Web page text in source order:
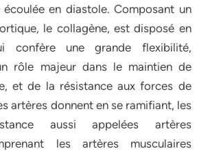
en diastole. Composant un
le collagène, est disposé en
confère une grande flexibilité,
rôle majeur dans le maintien de
et de la résistance aux forces de
artères donnent en se ramifiant, les
aussi appelées artères
les artères musculaires